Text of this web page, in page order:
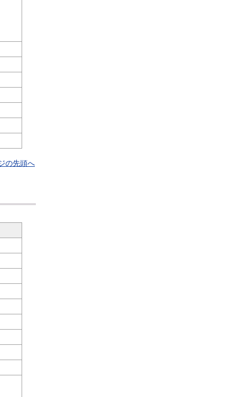
の先頭へ